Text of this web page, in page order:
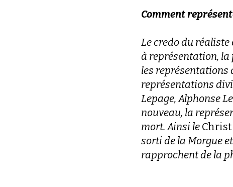
Comment
Le credo du
à représentation, la
les représentations
représentations
Lepage, Alphonse
nouveau, la
mort. Ainsi le
sorti de la Morgue
rapprochent de la